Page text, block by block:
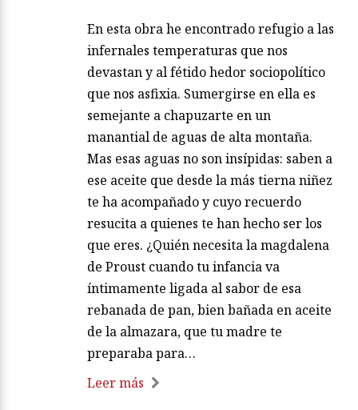
En esta obra he encontrado refugio a las
infernales temperaturas que nos
devastan y al fétido hedor sociopolítico
que nos asfixia. Sumergirse en ella es
semejante a chapuzarte en un
manantial de aguas de alta montaña.
Mas esas aguas no son insípidas: saben a
ese aceite que desde la más tierna niñez
te ha acompañado y cuyo recuerdo
resucita a quienes te han hecho ser los
que eres. ¿Quién necesita la magdalena
de Proust cuando tu infancia va
íntimamente ligada al sabor de esa
rebanada de pan, bien bañada en aceite
de la almazara, que tu madre te
preparaba para…
Leer más